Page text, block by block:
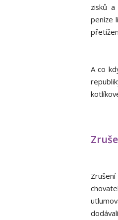
zisků a
peníze
A co